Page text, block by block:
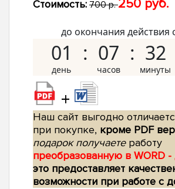
Стоимость: 700 р.250 руб.
до окончания действия
01 07 32
+
Наш сайт выгодно
при покупке, кроме PDF
подарок получаетеработу
преобразованную в WORD
это предоставляет
возможности при работе с